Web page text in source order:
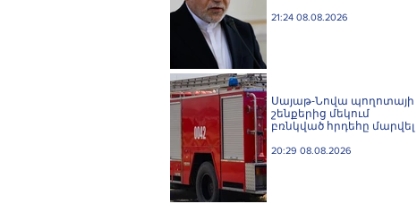
հասնելուն. Արաղչի
21:24 08.08.2026
Սայաթ-Նովա պողոտայի
շենքերից մեկում
բռնկված հրդեհը մարվել է
20:29 08.08.2026